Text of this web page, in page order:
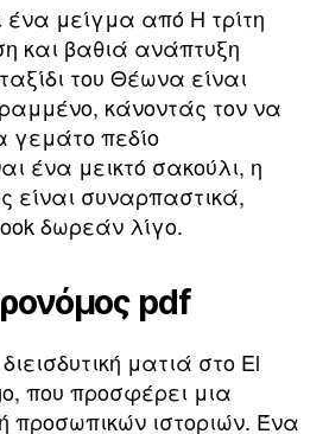
μείγμα από Η τρίτη
και βαθιά ανάπτυξη
του Θέωνα είναι
κάνοντάς τον να
γεμάτο πεδίο
ένα μεικτό σακούλι, η
είναι συναρπαστικά,
δωρεάν λίγο.
pdf
ματιά στο El
που προσφέρει μια
προσωπικών ιστοριών. Ένα